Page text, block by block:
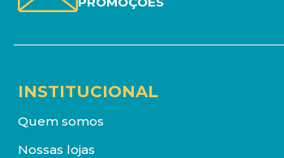
INSTITUCIONAL
Quem somos
Nossas lojas